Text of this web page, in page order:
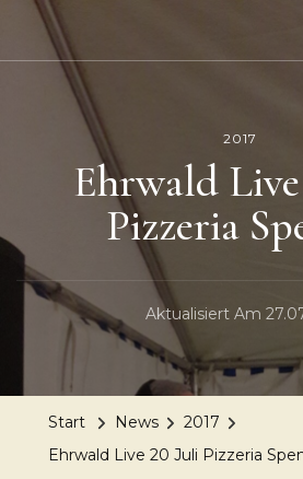
2017
Ehrwald
Pizzeria
Aktualisiert Am
Start News
2017
Ehrwald Live 20 Juli Pizzeria